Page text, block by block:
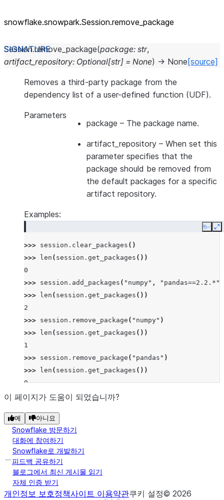
snowflake.snowpark.Session.remove_ package
Session.remove_package(package: str,
artifact_repository: Optional[str] = None) → None [source]
Removes a third-party package from the
dependency list of a user-defined function (UDF).
Parameters
package – The package name.
artifact_repository – When set this
parameter specifies that the
package should be removed from
the default packages for a specific
artifact repository.
Examples:
Copy
>>> session . clear_packages ()
>>>
len ( session . get_packages ())
0
>>> session . add_packages ( "numpy" , "pandas==2.2.*"
>>>
len ( session . get_packages ())
2
>>> session . remove_package ( "numpy" )
>>>
len ( session . get_packages ())
1
>>> session . remove_package ( "pandas" )
>>>
len ( session . get_packages ())
0
이 페이지가 도움이 되었습니까?
예 아니요
Snowflake 방문하기
대화에 참여하기
Snowflake로 개발하기
피드백 공유하기
블로그에서 최신 게시물 읽기
자체 인증 받기
개인정보 보호정책사이트 이용약관쿠키 설정© 2026